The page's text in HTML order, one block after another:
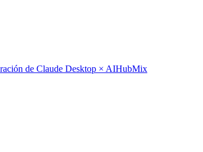
de Claude Desktop × AIHubMix